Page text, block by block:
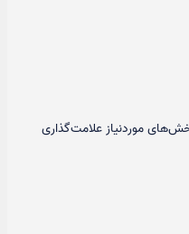
موردنیاز علامت‌گذاری